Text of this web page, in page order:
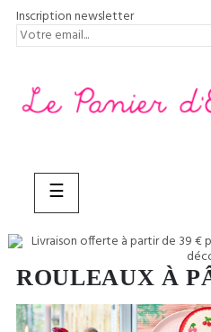
Inscription newsletter
Basculer
la
☰
ROULEAUX À